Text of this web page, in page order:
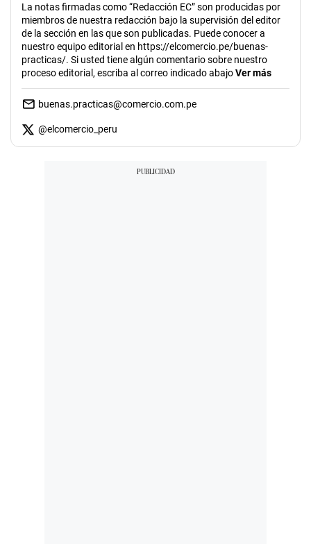
La notas firmadas como “Redacción EC” son producidas por
miembros de nuestra redacción bajo la supervisión del editor
de la sección en las que son publicadas. Puede conocer a
nuestro equipo editorial en https://elcomercio.pe/buenas-
practicas/. Si usted tiene algún comentario sobre nuestro
proceso editorial, escriba al correo indicado abajoVer más
buenas.practicas@comercio.com.pe
@elcomercio_peru